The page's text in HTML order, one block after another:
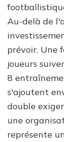
Au-delà de
prévoir. Une
joueurs
8
s'ajoutent
double
une
représente